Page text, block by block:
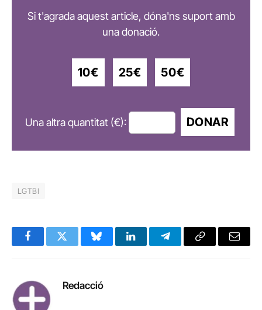
Si t'agrada aquest article, dóna'ns suport amb
una donació.
10€ 25€ 50€
Una altra quantitat (€): DONAR
LGTBI
FacebookTwitter BlueskyLinkedInTelegramCopy
Email
Redacció